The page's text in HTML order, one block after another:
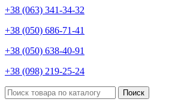
+38 (063) 341-34-32
+38 (050) 686-71-41
+38 (050) 638-40-91
+38 (098) 219-25-24
Поиск